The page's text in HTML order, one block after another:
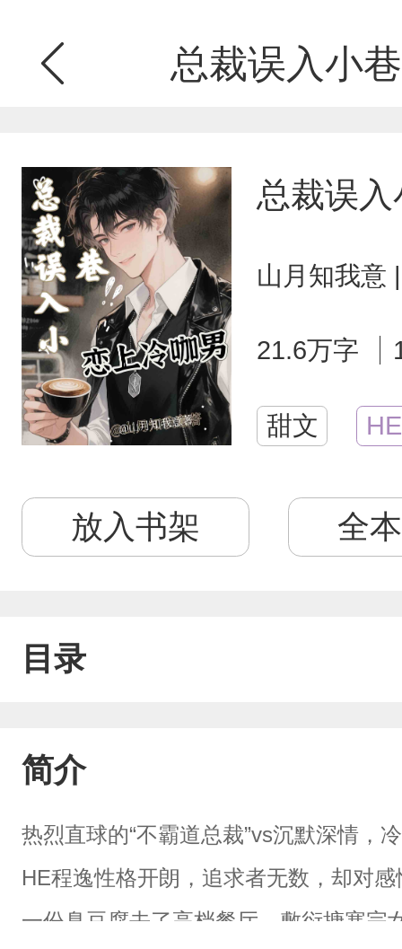
总裁误入小
总裁误
山月知我意
21.6万字
甜文 HE
放入书架 全
目录
简介
热烈直球的“不霸道总裁”vs沉默深情，
HE程逸性格开朗，追求者无数，却对
一份臭豆腐去了高档餐厅，敷衍搪塞完